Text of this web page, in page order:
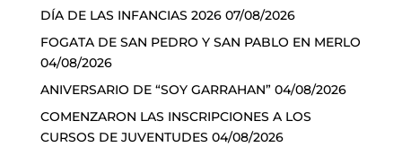
DÍA DE LAS INFANCIAS 2026 07/08/2026
FOGATA DE SAN PEDRO Y SAN PABLO EN MERLO
04/08/2026
ANIVERSARIO DE “SOY GARRAHAN” 04/08/2026
COMENZARON LAS INSCRIPCIONES A LOS
CURSOS DE JUVENTUDES 04/08/2026